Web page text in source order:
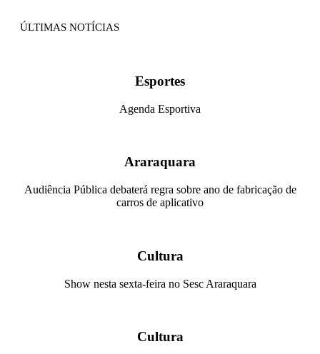
ÚLTIMAS NOTÍCIAS
Esportes
Agenda Esportiva
Araraquara
Audiência Pública debaterá regra sobre ano de fabricação de
carros de aplicativo
Cultura
Show nesta sexta-feira no Sesc Araraquara
Cultura